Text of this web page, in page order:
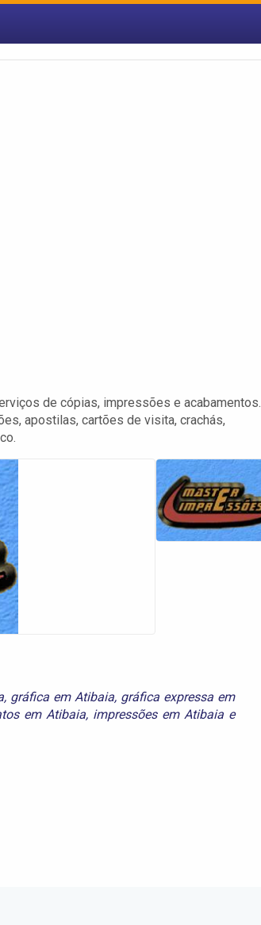
de cópias, impressões e acabamentos.
apostilas, cartões de visita, crachás,
, gráfica em Atibaia, gráfica expressa em
em Atibaia, impressões em Atibaia e